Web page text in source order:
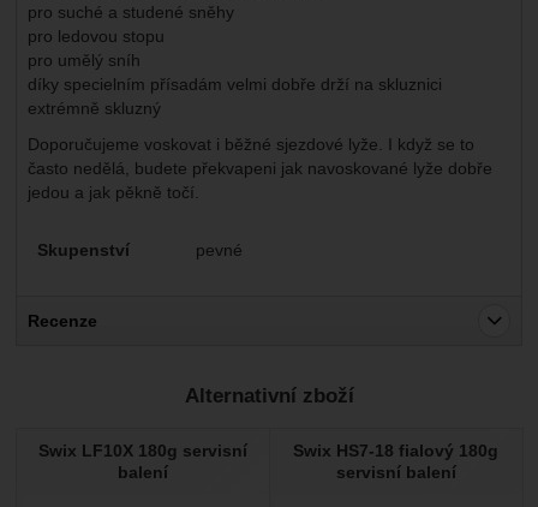
pro suché a studené sněhy
pro ledovou stopu
pro umělý sníh
díky specielním přísadám velmi dobře drží na skluznici
extrémně skluzný
Doporučujeme voskovat i běžné sjezdové lyže. I když se to
často nedělá, budete překvapeni jak navoskované lyže dobře
jedou a jak pěkně točí.
Parametry
Skupenství pevné
Recenze
Nebyla přidána žádná recenze.
Alternativní zboží
Swix LF10X 180g servisní
balení
Swix HS7-18 fialový 180g
servisní balení